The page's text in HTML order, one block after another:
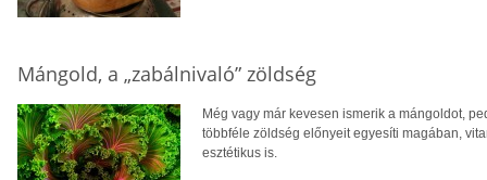
Mángold, a „zabálnivaló” zöldség
Még vagy már kevesen ismerik a mángoldot,
többféle zöldség előnyeit egyesíti magában,
esztétikus is.